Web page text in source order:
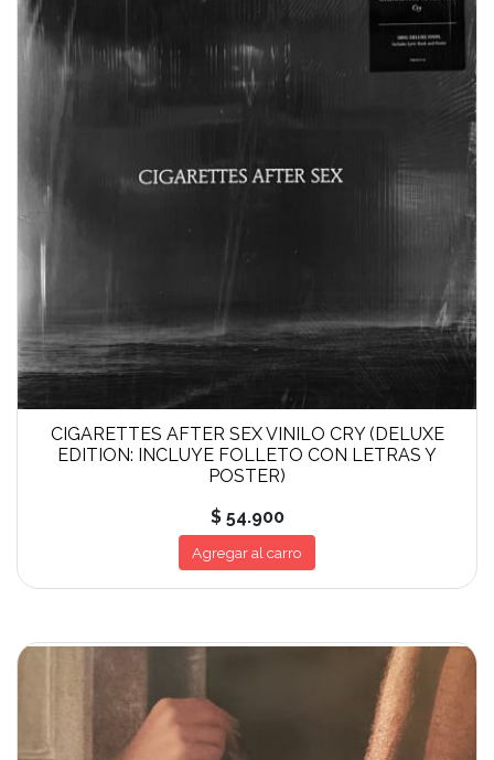
CIGARETTES AFTER SEX VINILO CRY (DELUXE
EDITION: INCLUYE FOLLETO CON LETRAS Y
POSTER)
$ 54.900
Agregar al carro